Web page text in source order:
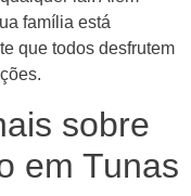
família está
que todos desfrutem
sobre
em Tunas